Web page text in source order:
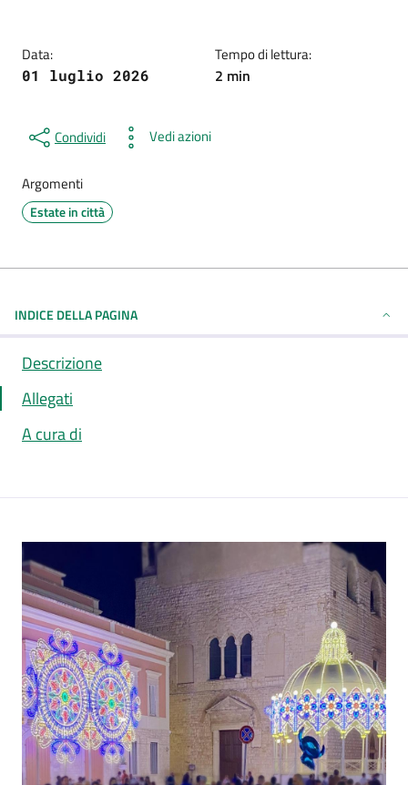
Data:
01 luglio 2026
Tempo di lettura:
2 min
Condividi Vedi azioni
Argomenti
Estate in città
INDICE DELLA PAGINA
Descrizione
Allegati
A cura di